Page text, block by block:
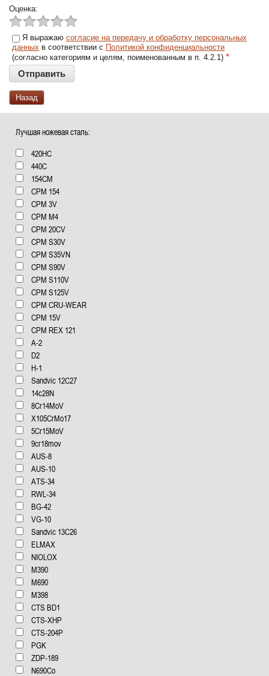
Оценка:
Я выражаю согласие на передачу и обработку персональных
данных в соответствии с Политикой конфиденциальности
(согласно категориям и целям, поименованным в п. 4.2.1) *
Назад
Лучшая ножевая сталь:
420HC
440C
154СМ
CPM 154
CPM 3V
CPM M4
CPM 20CV
CPM S30V
CPM S35VN
CPM S90V
CPM S110V
CPM S125V
CPM CRU-WEAR
CPM 15V
CPM REX 121
А-2
D2
H-1
Sandvic 12C27
14c28N
8Cr14MoV
X105CrMo17
5Cr15MoV
9cr18mov
AUS-8
AUS-10
ATS-34
RWL-34
BG-42
VG-10
Sandvic 13C26
ELMAX
NIOLOX
М390
М690
М398
CTS BD1
CTS-XHP
CTS-204P
PGK
ZDP-189
N690Co